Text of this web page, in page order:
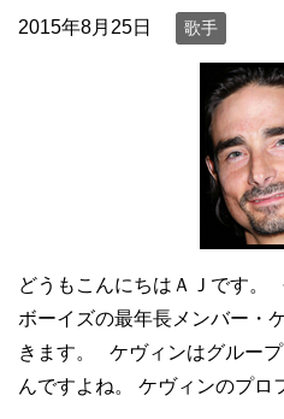
2015年8月25日 歌手
どうもこんにちはＡＪです。
ボーイズの最年長メンバー・
きます。 ケヴィンはグルー
んですよね。 ケヴィンのプロ